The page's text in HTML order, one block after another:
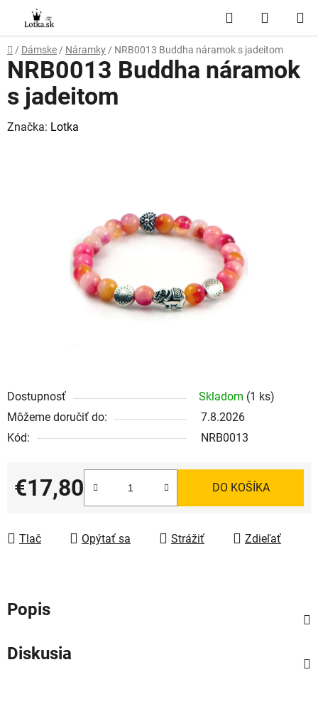
obsah
Hľadať
KOŠÍK
Domov
/ Dámske / Náramky / NRB0013 Buddha náramok s jadeitom
Dostupnosť Skladom (1 ks)
Môžeme doručiť do:
7.8.2026
Kód:
NRB0013
€17,80
Jednotková cena:
DO KOŠÍKA
Tlač Opýtať sa Strážiť Zdieľať
NRB0013 Buddha náramok
s jadeitom
Značka: Lotka
Popis
Diskusia